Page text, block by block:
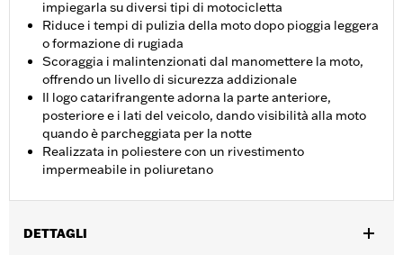
impiegarla su diversi tipi di motocicletta
Riduce i tempi di pulizia della moto dopo pioggia leggera
o formazione di rugiada
Scoraggia i malintenzionati dal manomettere la moto,
offrendo un livello di sicurezza addizionale
Il logo catarifrangente adorna la parte anteriore,
posteriore e i lati del veicolo, dando visibilità alla moto
quando è parcheggiata per la notte
Realizzata in poliestere con un rivestimento
impermeabile in poliuretano
DETTAGLI